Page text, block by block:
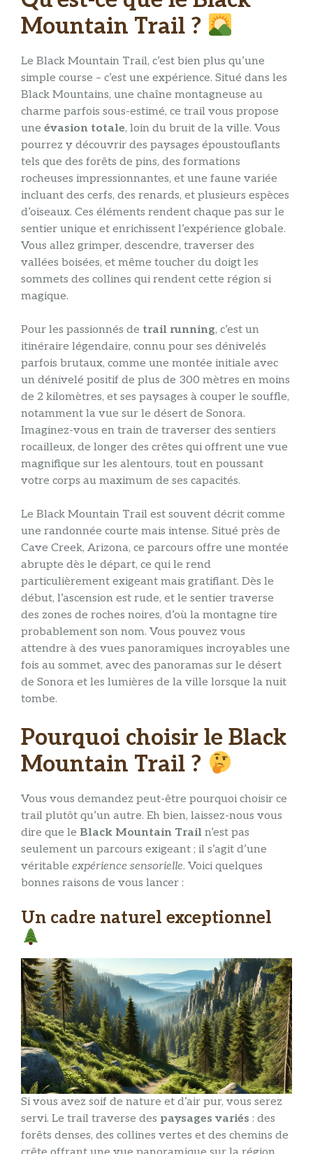
Mountain Trail ?
Le Black Mountain Trail, c’est bien plus qu’une
simple course – c’est une expérience. Situé dans les
Black Mountains, une chaîne montagneuse au
charme parfois sous-estimé, ce trail vous propose
une évasion totale, loin du bruit de la ville. Vous
pourrez y découvrir des paysages époustouflants
tels que des forêts de pins, des formations
rocheuses impressionnantes, et une faune variée
incluant des cerfs, des renards, et plusieurs espèces
d’oiseaux. Ces éléments rendent chaque pas sur le
sentier unique et enrichissent l’expérience globale.
Vous allez grimper, descendre, traverser des
vallées boisées, et même toucher du doigt les
sommets des collines qui rendent cette région si
magique.
Pour les passionnés de trail running, c’est un
itinéraire légendaire, connu pour ses dénivelés
parfois brutaux, comme une montée initiale avec
un dénivelé positif de plus de 300 mètres en moins
de 2 kilomètres, et ses paysages à couper le souffle,
notamment la vue sur le désert de Sonora.
Imaginez-vous en train de traverser des sentiers
rocailleux, de longer des crêtes qui offrent une vue
magnifique sur les alentours, tout en poussant
votre corps au maximum de ses capacités.
Le Black Mountain Trail est souvent décrit comme
une randonnée courte mais intense. Situé près de
Cave Creek, Arizona, ce parcours offre une montée
abrupte dès le départ, ce qui le rend
particulièrement exigeant mais gratifiant. Dès le
début, l’ascension est rude, et le sentier traverse
des zones de roches noires, d’où la montagne tire
probablement son nom. Vous pouvez vous
attendre à des vues panoramiques incroyables une
fois au sommet, avec des panoramas sur le désert
de Sonora et les lumières de la ville lorsque la nuit
tombe.
Pourquoi choisir le Black
Mountain Trail ?
Vous vous demandez peut-être pourquoi choisir ce
trail plutôt qu’un autre. Eh bien, laissez-nous vous
dire que le Black Mountain Trail n’est pas
seulement un parcours exigeant ; il s’agit d’une
véritable expérience sensorielle. Voici quelques
bonnes raisons de vous lancer :
Un cadre naturel exceptionnel
Si vous avez soif de nature et d’air pur, vous serez
servi. Le trail traverse des paysages variés : des
forêts denses, des collines vertes et des chemins de